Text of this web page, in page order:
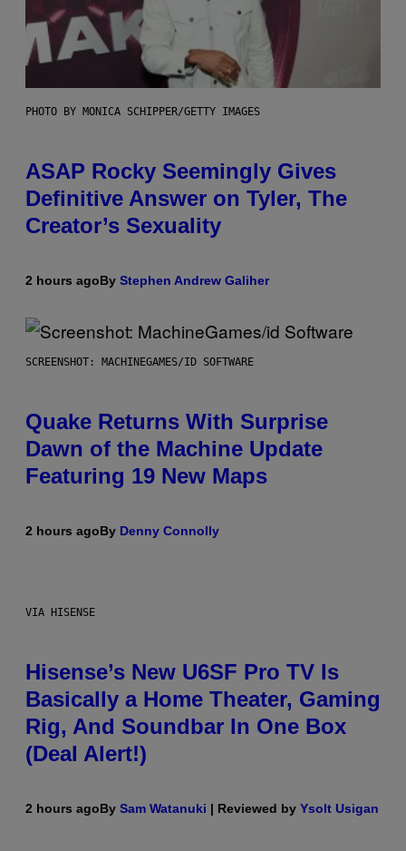
PHOTO BY MONICA SCHIPPER/GETTY IMAGES
ASAP Rocky Seemingly Gives
Definitive Answer on Tyler, The
Creator’s Sexuality
2 hours agoBy Stephen Andrew Galiher
SCREENSHOT: MACHINEGAMES/ID SOFTWARE
Quake Returns With Surprise
Dawn of the Machine Update
Featuring 19 New Maps
2 hours agoBy Denny Connolly
VIA HISENSE
Hisense’s New U6SF Pro TV Is
Basically a Home Theater, Gaming
Rig, And Soundbar In One Box
(Deal Alert!)
2 hours agoBy Sam Watanuki | Reviewed by Ysolt Usigan